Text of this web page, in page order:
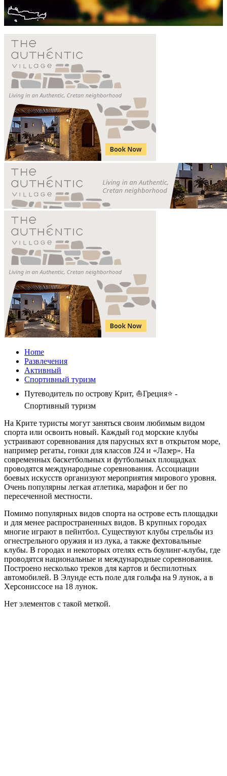
Home
Развлечения
Активный
Спортивный туризм
Путеводитель по острову Крит, ⛵Греция⭐ -
Спортивный туризм
На Крите туристы могут заняться своим любимым видом
спорта или освоить новый. Каждый год морские клубы
устраивают соревнования для парусных яхт в открытом море,
например регаты, гонки для классов J24 и «Лазер». На
современных баскетбольных и футбольных площадках
проводятся международные соревнования. Ассоциации
боевых искусств организуют мероприятия мирового уровня.
Очень популярны легкая атлетика, марафон и бег по
пересеченной местности.
Помимо популярных видов спорта на острове есть площадки
и для менее распространенных видов. В крупных городах
многие играют в пейнтбол. Существуют клубы стрельбы из
огнестрельного оружия и из лука, а также фехтовальные
клубы. В городах и некоторых отелях есть боулинг-клубы, где
проводятся национальные и международные соревнования.
Построено несколько треков для картов и беспилотных
автомобилей. В Элунде есть поле для гольфа на 9 лунок, а в
Херсониссосе на 18 лунок.
Нет элементов с такой меткой.